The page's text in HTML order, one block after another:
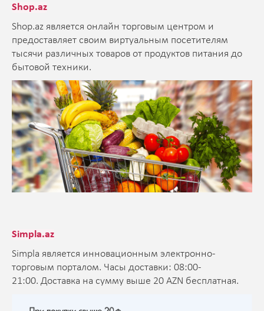
Shop.az
Shop.az является онлайн торговым центром и
предоставляет своим виртуальным посетителям
тысячи различных товаров от продуктов питания до
бытовой техники.
Simpla.az
Simpla является инновационным электронно-
торговым порталом. Часы доставки: 08:00-
21:00. Доставка на сумму выше 20 AZN бесплатная.